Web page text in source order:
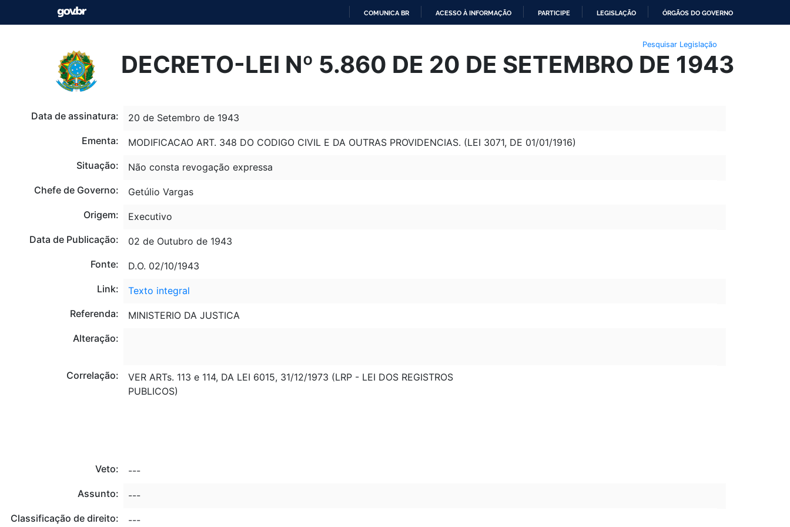
O
CONTEÚDO
COMUNICA BR ACESSO À INFORMAÇÃO PARTICIPE LEGISLAÇÃO ÓRGÃOS DO GOVERNO
Pesquisar Legislação
DECRETO-LEI Nº 5.860 DE 20 DE SETEMBRO DE 1943
Data de assinatura:
20 de Setembro de 1943
Ementa:
MODIFICACAO ART. 348 DO CODIGO CIVIL E DA OUTRAS PROVIDENCIAS. (LEI 3071, DE 01/01/1916)
Situação:
Não consta revogação expressa
Chefe de Governo:
Getúlio Vargas
Origem:
Executivo
Data de Publicação:
02 de Outubro de 1943
Fonte:
D.O. 02/10/1943
Link:
Texto integral
Referenda:
MINISTERIO DA JUSTICA
Alteração:
Correlação:
VER ARTs. 113 e 114, DA LEI 6015, 31/12/1973 (LRP - LEI DOS REGISTROS
PUBLICOS)
Veto:
---
Assunto:
---
Classificação de direito:
---